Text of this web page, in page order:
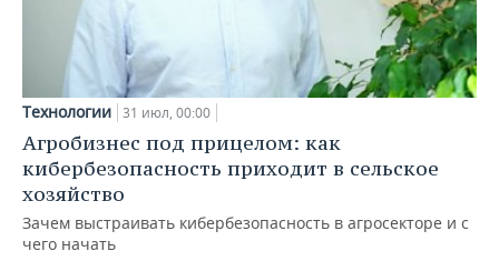
Технологии 31 июл, 00:00
Агробизнес под прицелом: как
кибербезопасность приходит в сельское
хозяйство
Зачем выстраивать кибербезопасность в агросекторе и с
чего начать